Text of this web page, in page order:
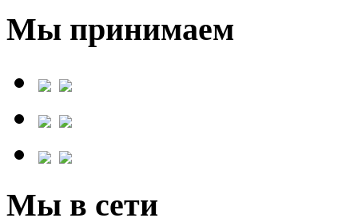
Мы принимаем
Мы в сети